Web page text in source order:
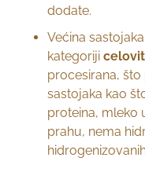
dodate.
Većina
kategoriji
procesirana,
sastojaka kao
proteina, mleko
prahu, nema